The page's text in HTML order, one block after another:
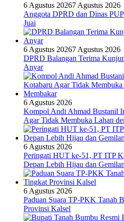
6 Agustus 20267 Agustus 2026
Anggota DPRD dan Dinas
Juai
6 Agustus 20267 Agustus 2026
DPRD Balangan Terima
Anyar
6 Agustus 2026
Kompol Andi Ahmad Bustanil
Agar Tidak Membuka Lahan
6 Agustus 2026
Peringati HUT ke-51, PT ITP
Depan Lebih Hijau dan
6 Agustus 2026
Paduan Suara TP-PKK Tanah
Provinsi Kalsel